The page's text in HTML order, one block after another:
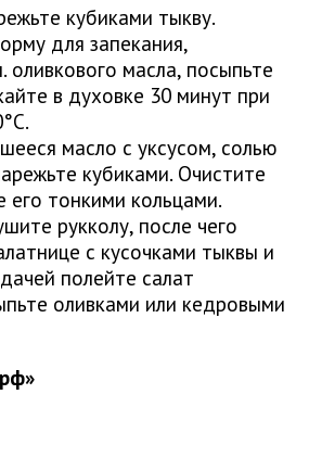
кубиками тыкву.
для запекания,
оливкового масла, посыпьте
в духовке 30 минут при
масло с уксусом, солью
кубиками. Очистите
его тонкими кольцами.
рукколу, после чего
с кусочками тыквы и
полейте салат
оливками или кедровыми